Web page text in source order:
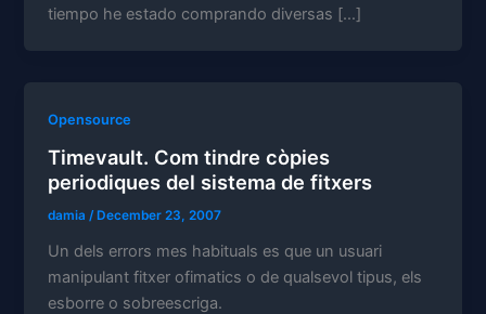
tiempo he estado comprando diversas […]
Opensource
Timevault. Com tindre còpies
periodiques del sistema de fitxers
damia/ December 23, 2007
Un dels errors mes habituals es que un usuari
manipulant fitxer ofimatics o de qualsevol tipus, els
esborre o sobreescriga.